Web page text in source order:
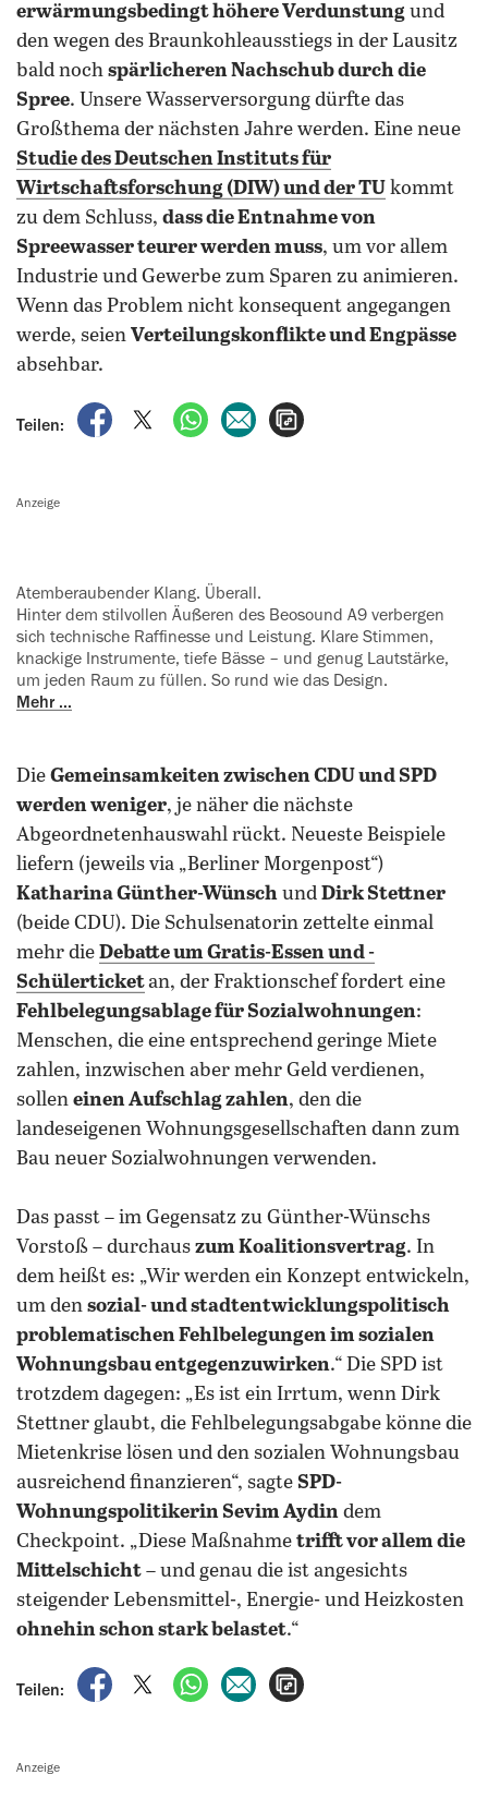
erwärmungsbedingt höhere Verdunstung und
den wegen des Braunkohleausstiegs in der Lausitz
bald noch spärlicheren Nachschub durch die
Spree. Unsere Wasserversorgung dürfte das
Großthema der nächsten Jahre werden. Eine neue
Studie des Deutschen Instituts für
Wirtschaftsforschung (DIW) und der TU kommt
zu dem Schluss, dass die Entnahme von
Spreewasser teurer werden muss, um vor allem
Industrie und Gewerbe zum Sparen zu animieren.
Wenn das Problem nicht konsequent angegangen
werde, seien Verteilungskonflikte und Engpässe
absehbar.
Teilen:
auf Facebook teilen
auf X teilenper WhatsApp teilen
per E-Mail teilen
Anzeige
Atemberaubender Klang. Überall.
Hinter dem stilvollen Äußeren des ‍Beosound A9 verbergen
sich technische Raffinesse und Leistung. Klare Stimmen,
knackige Instrumente, tiefe Bässe – und genug Lautstärke,
um ‍jeden Raum zu füllen. So rund wie das Design.
Mehr ...
Die Gemeinsamkeiten zwischen CDU und SPD
werden weniger, je näher die nächste
Abgeordnetenhauswahl rückt. Neueste Beispiele
liefern (jeweils via „Berliner Morgenpost“)
Katharina Günther-Wünsch und Dirk Stettner
(beide CDU). Die Schulsenatorin zettelte einmal
mehr die Debatte um Gratis-Essen und -
Schülerticketan, der Fraktionschef fordert eine
Fehlbelegungsablage für Sozialwohnungen:
Menschen, die eine entsprechend geringe Miete
zahlen, inzwischen aber mehr Geld verdienen,
sollen einen Aufschlag zahlen, den die
landeseigenen Wohnungsgesellschaften dann zum
Bau neuer Sozialwohnungen verwenden.
Das passt – im Gegensatz zu Günther-Wünschs
Vorstoß – durchaus zum Koalitionsvertrag. In
dem heißt es: „Wir werden ein Konzept entwickeln,
um den sozial- und stadtentwicklungspolitisch
problematischen Fehlbelegungen im sozialen
Wohnungsbau entgegenzuwirken.“ Die SPD ist
trotzdem dagegen: „Es ist ein Irrtum, wenn Dirk
Stettner glaubt, die Fehlbelegungsabgabe könne die
Mietenkrise lösen und den sozialen Wohnungsbau
ausreichend finanzieren“, sagte SPD-
Wohnungspolitikerin Sevim Aydin dem
Checkpoint. „Diese Maßnahme trifft vor allem die
Mittelschicht – und genau die ist angesichts
steigender Lebensmittel-, Energie- und Heizkosten
ohnehin schon stark belastet.“
Teilen:
auf Facebook teilen
auf X teilenper WhatsApp teilen
per E-Mail teilen
Anzeige